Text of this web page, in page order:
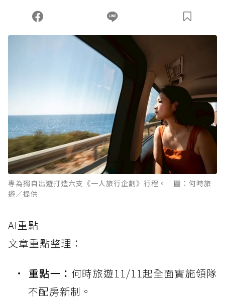
您當前剩餘 U 利點數：0點；前往 購買點數
專為獨自出遊打造六支《一人旅行企劃》行程。 圖：何時旅
遊／提供
AI重點
文章重點整理：
重點一： 何時旅遊11/11起全面實施領隊
不配房新制。